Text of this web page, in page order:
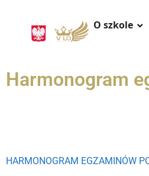
O szkole
Harmonogram
HARMONOGRAM EGZAMINÓW